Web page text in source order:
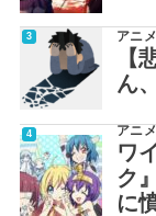
アニ
【
ん
アニ
ワ
ク
に